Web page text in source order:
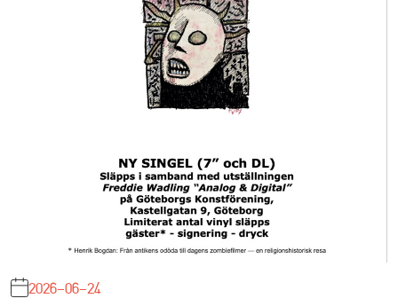
2026-06-24